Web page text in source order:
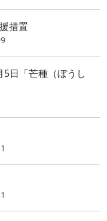
措置
日「芒種（ぼうし